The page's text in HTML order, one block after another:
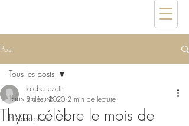
Post
Tous les posts
Philosophie
Tous les posts
Thym célèbre le mois de
loicbenezeth
8 déc. 2020 2 min de lecture